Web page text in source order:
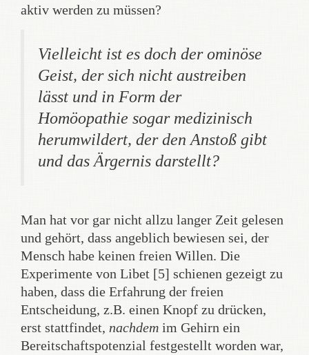
aktiv werden zu müssen?
Vielleicht ist es doch der ominöse
Geist, der sich nicht austreiben
lässt und in Form der
Homöopathie sogar medizinisch
herumwildert, der den Anstoß gibt
und das Ärgernis darstellt?
Man hat vor gar nicht allzu langer Zeit gelesen
und gehört, dass angeblich bewiesen sei, der
Mensch habe keinen freien Willen. Die
Experimente von Libet [5] schienen gezeigt zu
haben, dass die Erfahrung der freien
Entscheidung, z.B. einen Knopf zu drücken,
erst stattfindet, nachdem im Gehirn ein
Bereitschaftspotenzial festgestellt worden war,